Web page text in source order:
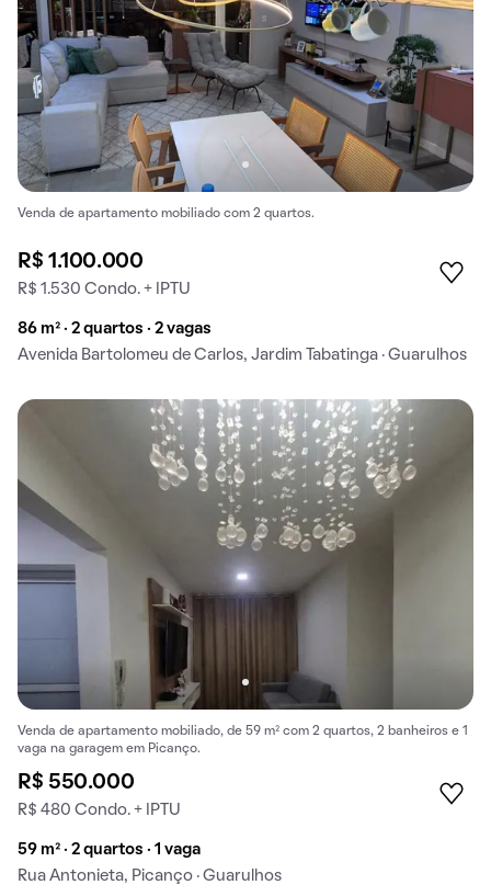
Venda de apartamento mobiliado com 2 quartos.
R$ 1.100.000
R$ 1.530 Condo. + IPTU
86 m² · 2 quartos · 2 vagas
Avenida Bartolomeu de Carlos, Jardim Tabatinga · Guarulhos
Venda de apartamento mobiliado, de 59 m² com 2 quartos, 2 banheiros e 1
vaga na garagem em Picanço.
R$ 550.000
R$ 480 Condo. + IPTU
59 m² · 2 quartos · 1 vaga
Rua Antonieta, Picanço · Guarulhos